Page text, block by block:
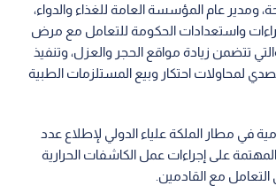
ومدير عام المؤسسة العامة للغذاء والدواء،
واستعدادات الحكومة للتعامل مع مرض
تتضمن زيادة مواقع الحجر والعزل، وتنفيذ
لمحاولات احتكار وبيع المستلزمات الطبية
في مطار الملكة علياء الدولي لإطلاع عدد
على إجراءات عمل الكاشفات الحرارية
التعامل مع القادمين.